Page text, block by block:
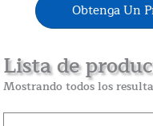
Obtenga Un
Lista de
Mostrando todos los